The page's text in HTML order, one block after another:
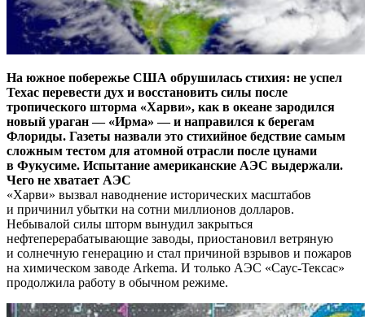
На южное побережье США обрушилась стихия: не успел
Техас перевести дух и восстановить силы после
тропического шторма «Харви», как в океане зародился
новый ураган — «Ирма» — и направился к берегам
Флориды. Газеты назвали это стихийное бедствие самым
сложным тестом для атомной отрасли после цунами
в Фукусиме. Испытание американские АЭС выдержали.
Чего не хватает АЭС
«Харви» вызвал наводнение исторических масштабов
и причинил убытки на сотни миллионов долларов.
Небывалой силы шторм вынудил закрыться
нефтеперерабатывающие заводы, приостановил ветряную
и солнечную генерацию и стал причиной взрывов и пожаров
на химическом заводе Arkema. И только АЭС «Саус-Тексас»
продолжила работу в обычном режиме.